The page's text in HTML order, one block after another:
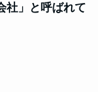
社」と呼ばれて